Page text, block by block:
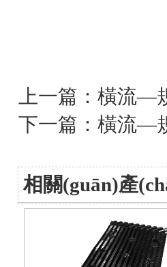
上一篇： 橫流—
下一篇： 橫流—
相關(guān)產